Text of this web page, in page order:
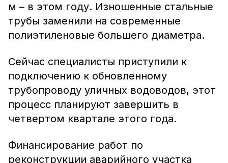
м – в этом году. Изношенные стальные
трубы заменили на современные
полиэтиленовые большего диаметра.
Сейчас специалисты приступили к
подключению к обновленному
трубопроводу уличных водоводов, этот
процесс планируют завершить в
четвертом квартале этого года.
Финансирование работ по
реконструкции аварийного участка